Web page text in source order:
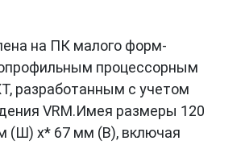
на ПК малого форм-
процессорным
разработанным с учетом
VRM.Имея размеры 120
(Ш) x* 67 мм (В), включая